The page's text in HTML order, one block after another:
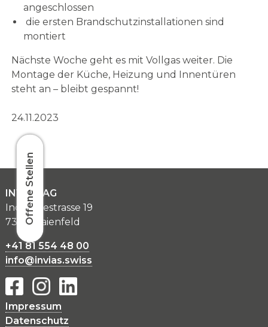
angeschlossen
die ersten Brandschutzinstallationen sind
montiert
Nächste Woche geht es mit Vollgas weiter. Die
Montage der Küche, Heizung und Innentüren
steht an – bleibt gespannt!
24.11.2023
INVIAS AG
Offene Stellen
Industriestrasse 19
7304 Maienfeld
+41 81 554 48 00
info@invias.swiss
Impressum
Datenschutz